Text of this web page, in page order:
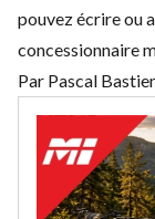
pouvez écrire ou
concessionnaire
Par Pascal